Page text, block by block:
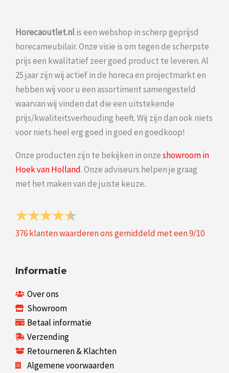
Horecaoutlet.nlis een webshop in scherp geprijsd
horecameubilair. Onze visie is om tegen de scherpste
prijs een kwalitatief zeer goed product te leveren. Al
25 jaar zijn wij actief in de horeca en projectmarkt en
hebben wij voor u een assortiment samengesteld
waarvan wij vinden dat die een uitstekende
prijs/kwaliteitsverhouding heeft. Wij zijn dan ook niets
voor niets heel erg goed in goed en goedkoop!
Onze producten zijn te bekijken in onzeshowroom in
Hoek van Holland. Onze adviseurs helpen je graag
met het maken van de juiste keuze.
376klanten waarderen ons gemiddeld met een9/10
Informatie
Over ons
Showroom
Betaal informatie
Verzending
Retourneren & Klachten
Algemene voorwaarden